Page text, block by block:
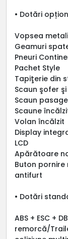
• Dotări
Vopsea
Geamuri
Pneuri
Pachet Style
Tapiţerie din
Scaun şofer
Scaun
Scaune
Volan încălzit
Display
LCD
Apărătoare
Buton
antifurt
• Dotări
ABS + ESC +
remorcă/